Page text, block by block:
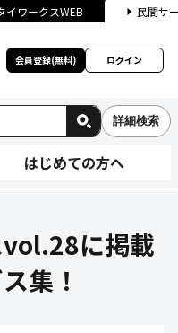
イワークスWEB 民間サ
会員登録(無料) ログイン
詳細検索
はじめての方へ
に掲
に掲載
集！